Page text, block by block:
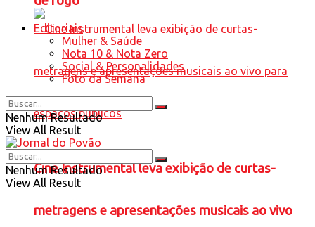
Cine Instrumental leva exibição de curtas-
metragens e apresentações musicais ao vivo
Editoriais
Mulher & Saúde
Nota 10 & Nota Zero
Social & Personalidades
Foto da Semana
Nenhum Resultado
View All Result
Nenhum Resultado
View All Result